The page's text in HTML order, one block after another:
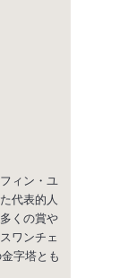
ィン・ユ
代表的人
くの賞や
ワンチェ
字塔とも